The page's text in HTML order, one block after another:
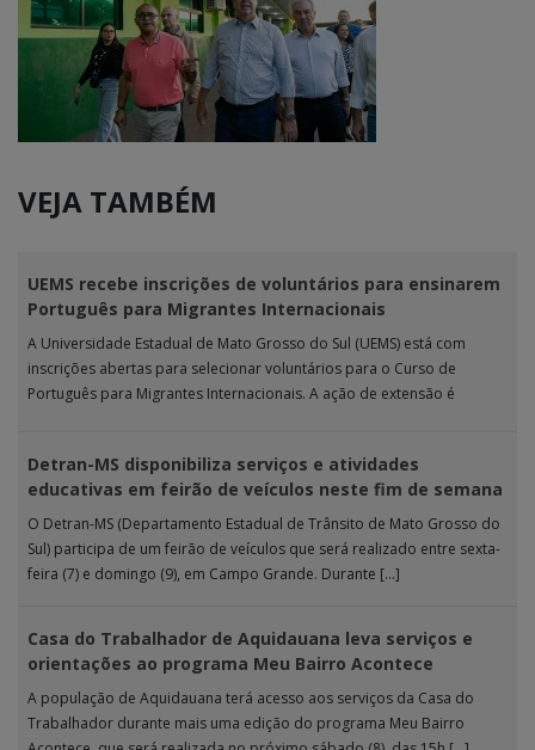
VEJA TAMBÉM
UEMS recebe inscrições de voluntários para ensinarem
Português para Migrantes Internacionais
A Universidade Estadual de Mato Grosso do Sul (UEMS) está com
inscrições abertas para selecionar voluntários para o Curso de
Português para Migrantes Internacionais. A ação de extensão é
Detran-MS disponibiliza serviços e atividades
educativas em feirão de veículos neste fim de semana
O Detran-MS (Departamento Estadual de Trânsito de Mato Grosso do
Sul) participa de um feirão de veículos que será realizado entre sexta-
feira (7) e domingo (9), em Campo Grande. Durante […]
Casa do Trabalhador de Aquidauana leva serviços e
orientações ao programa Meu Bairro Acontece
A população de Aquidauana terá acesso aos serviços da Casa do
Trabalhador durante mais uma edição do programa Meu Bairro